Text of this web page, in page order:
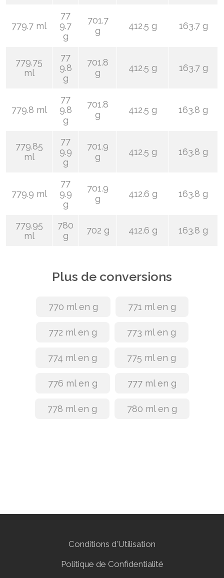
779.7 ml
77
9.7
g
701.7
g
412.5 g 163.7 g
779.75
ml
77
9.8
g
701.8
g
412.5 g 163.7 g
779.8 ml
77
9.8
g
701.8
g
412.5 g 163.8 g
779.85
ml
77
9.9
g
701.9
g
412.5 g 163.8 g
779.9 ml
77
9.9
g
701.9
g
412.6 g 163.8 g
779.95
ml
780
g
702 g 412.6 g 163.8 g
Plus de conversions
770 ml en g 771 ml en g
772 ml en g 773 ml en g
774 ml en g 775 ml en g
776 ml en g 777 ml en g
778 ml en g 780 ml en g
Conditions d'Utilisation
Politique de Confidentialité